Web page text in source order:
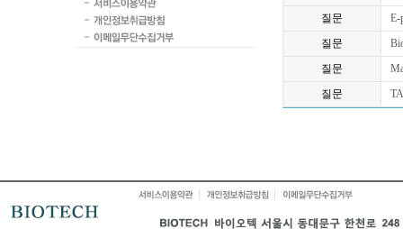
질문
E-
질문
질문
질문